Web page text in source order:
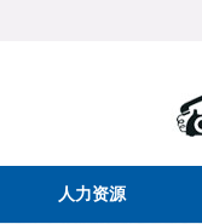
人力资源